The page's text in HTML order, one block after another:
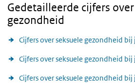
Gedetailleerde cijfers
gezondheid
Cijfers over seksuele gezondheid
Cijfers over seksuele gezondheid
Cijfers over seksuele gezondheid